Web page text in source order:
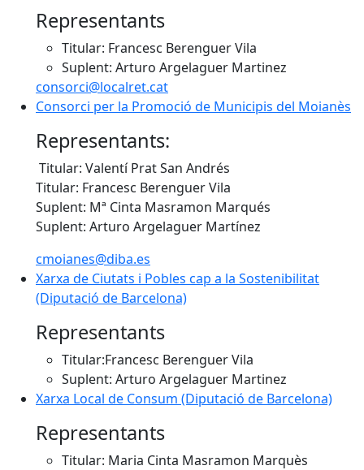
Representants
Titular: Francesc Berenguer Vila
Suplent: Arturo Argelaguer Martinez
consorci@localret.cat
Consorci per la Promoció de Municipis del Moianès
Representants:
Titular: Valentí Prat San Andrés
Titular: Francesc Berenguer Vila
Suplent: Mª Cinta Masramon Marqués
Suplent: Arturo Argelaguer Martínez
cmoianes@diba.es
Xarxa de Ciutats i Pobles cap a la Sostenibilitat
(Diputació de Barcelona)
Representants
Titular:Francesc Berenguer Vila
Suplent: Arturo Argelaguer Martinez
Xarxa Local de Consum (Diputació de Barcelona)
Representants
Titular: Maria Cinta Masramon Marquès